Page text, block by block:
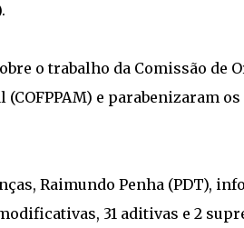
o trabalho da Comissão de
e parabenizaram
Raimundo Penha (PDT),
31 aditivas e 2